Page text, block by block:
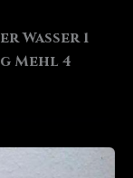
Wasser 1
Mehl 4